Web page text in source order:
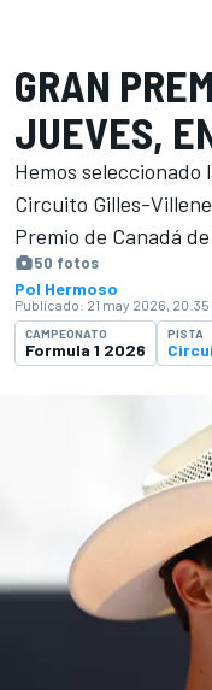
GRAN
JUEVES,
Hemos seleccionado
Circuito Gilles-
Premio de Canadá
50 fotos
Pol Hermoso
Publicado: 21 may 2026, 20:35
CAMPEONATO
Formula 1 2026
PISTA